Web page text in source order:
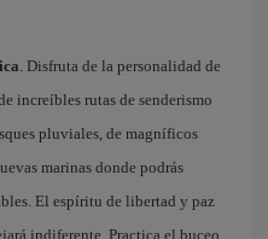
. Disfruta de la personalidad de
increíbles rutas de senderismo
pluviales, de magníficos
marinas donde podrás
El espíritu de libertad y paz
indiferente. Practica el buceo